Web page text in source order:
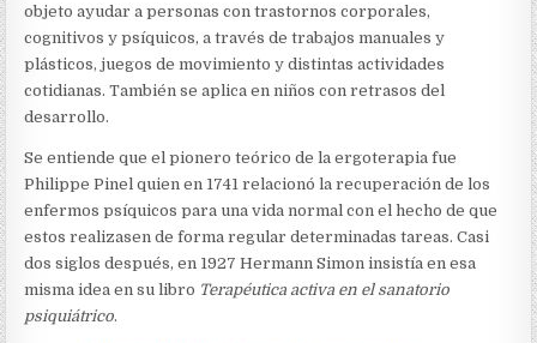
objeto ayudar a personas con trastornos corporales,
cognitivos y psíquicos, a través de trabajos manuales y
plásticos, juegos de movimiento y distintas actividades
cotidianas. También se aplica en niños con retrasos del
desarrollo.
Se entiende que el pionero teórico de la ergoterapia fue
Philippe Pinel quien en 1741 relacionó la recuperación de los
enfermos psíquicos para una vida normal con el hecho de que
estos realizasen de forma regular determinadas tareas. Casi
dos siglos después, en 1927 Hermann Simon insistía en esa
misma idea en su libro Terapéutica activa en el sanatorio
psiquiátrico.